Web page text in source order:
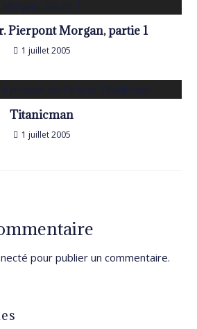
Pierpont Morgan, partie 1
1 juillet 2005
Titanicman
1 juillet 2005
pour publier un commentaire.